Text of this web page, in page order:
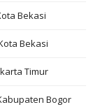
Bekasi
Bekasi
Timur
Bogor